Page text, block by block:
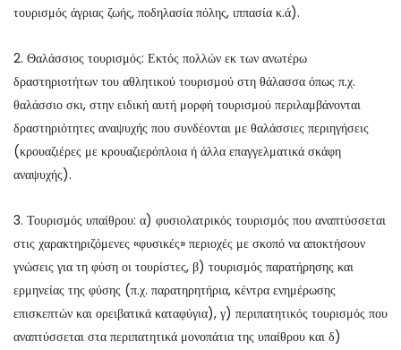
τουρισμός άγριας ζωής, ποδηλασία πόλης, ιππασία κ.ά).
2. Θαλάσσιος τουρισμός: Εκτός πολλών εκ των ανωτέρω
δραστηριοτήτων του αθλητικού τουρισμού στη θάλασσα όπως π.χ.
θαλάσσιο σκι, στην ειδική αυτή μορφή τουρισμού περιλαμβάνονται
δραστηριότητες αναψυχής που συνδέονται με θαλάσσιες περιηγήσεις
(κρουαζιέρες με κρουαζιερόπλοια ή άλλα επαγγελματικά σκάφη
αναψυχής).
3. Τουρισμός υπαίθρου: α) φυσιολατρικός τουρισμός που αναπτύσσεται
στις χαρακτηριζόμενες «φυσικές» περιοχές με σκοπό να αποκτήσουν
γνώσεις για τη φύση οι τουρίστες, β) τουρισμός παρατήρησης και
ερμηνείας της φύσης (π.χ. παρατηρητήρια, κέντρα ενημέρωσης
επισκεπτών και ορειβατικά καταφύγια), γ) περιπατητικός τουρισμός που
αναπτύσσεται στα περιπατητικά μονοπάτια της υπαίθρου και δ)